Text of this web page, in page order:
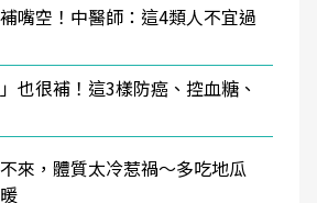
嘴空！中醫師：這4類人不宜過
也很補！這3樣防癌、控血糖、
來，體質太冷惹禍〜多吃地瓜